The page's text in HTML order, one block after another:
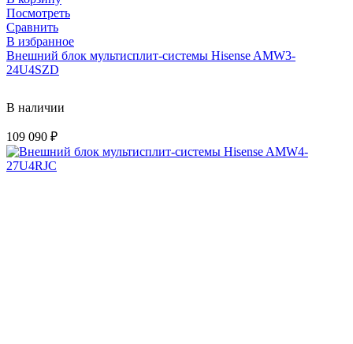
Посмотреть
Сравнить
В избранное
Внешний блок мультисплит-системы Hisense AMW3-
24U4SZD
В наличии
109 090 ₽